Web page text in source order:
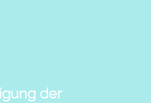
der